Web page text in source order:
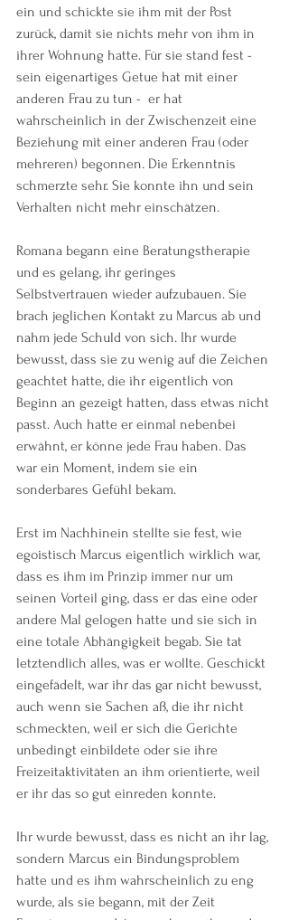
ein und schickte sie ihm mit der Post
zurück, damit sie nichts mehr von ihm in
ihrer Wohnung hatte. Für sie stand fest -
sein eigenartiges Getue hat mit einer
anderen Frau zu tun -  er hat
wahrscheinlich in der Zwischenzeit eine
Beziehung mit einer anderen Frau (oder
mehreren) begonnen. Die Erkenntnis
schmerzte sehr. Sie konnte ihn und sein
Verhalten nicht mehr einschätzen.
Romana begann eine Beratungstherapie
und es gelang, ihr geringes
Selbstvertrauen wieder aufzubauen. Sie
brach jeglichen Kontakt zu Marcus ab und
nahm jede Schuld von sich. Ihr wurde
bewusst, dass sie zu wenig auf die Zeichen
geachtet hatte, die ihr eigentlich von
Beginn an gezeigt hatten, dass etwas nicht
passt. Auch hatte er einmal nebenbei
erwähnt, er könne jede Frau haben. Das
war ein Moment, indem sie ein
sonderbares Gefühl bekam.
Erst im Nachhinein stellte sie fest, wie
egoistisch Marcus eigentlich wirklich war,
dass es ihm im Prinzip immer nur um
seinen Vorteil ging, dass er das eine oder
andere Mal gelogen hatte und sie sich in
eine totale Abhängigkeit begab. Sie tat
letztendlich alles, was er wollte. Geschickt
eingefädelt, war ihr das gar nicht bewusst,
auch wenn sie Sachen aß, die ihr nicht
schmeckten, weil er sich die Gerichte
unbedingt einbildete oder sie ihre
Freizeitaktivitäten an ihm orientierte, weil
er ihr das so gut einreden konnte.
Ihr wurde bewusst, dass es nicht an ihr lag,
sondern Marcus ein Bindungsproblem
hatte und es ihm wahrscheinlich zu eng
wurde, als sie begann, mit der Zeit